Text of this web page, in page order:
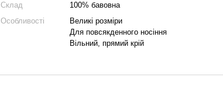
Склад
100% бавовна
Особливості
Великі розміри
Для повсякденного носіння
Вільний, прямий крій